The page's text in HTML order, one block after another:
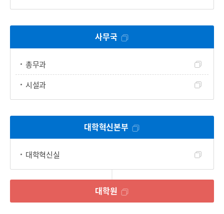
사무국
총무과
시설과
대학혁신본부
대학혁신실
대학원